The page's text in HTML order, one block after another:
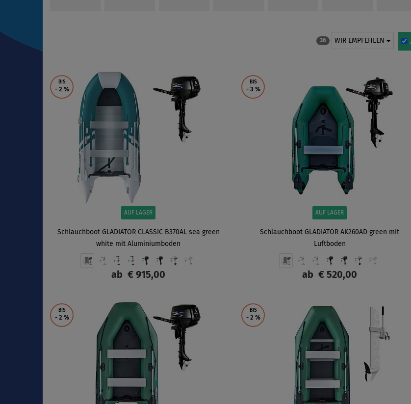
36 WIR EMPFEHLEN
BIS
- 2 %
AUF LAGER
Schlauchboot GLADIATOR CLASSIC B370AL sea green
white mit Aluminiumboden
ab € 915,00
BIS
- 3 %
AUF LAGER
Schlauchboot GLADIATOR AK260AD green mit
Luftboden
ab € 520,00
BIS
- 2 %
BIS
- 2 %